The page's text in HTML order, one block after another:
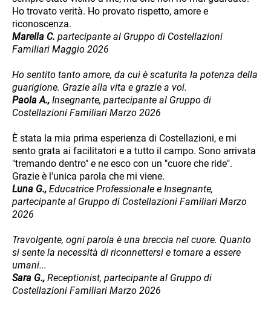
Ho trovato verità. Ho provato rispetto, amore e
riconoscenza.
Marella C. partecipante al Gruppo di Costellazioni
Familiari Maggio 2026
Ho sentito tanto amore, da cui è scaturita la potenza della
guarigione. Grazie alla vita e grazie a voi.
Paola A., Insegnante, partecipante al Gruppo di
Costellazioni Familiari Marzo 2026
È stata la mia prima esperienza di Costellazioni, e mi
sento grata ai facilitatori e a tutto il campo. Sono arrivata
"tremando dentro" e ne esco con un "cuore che ride".
Grazie è l'unica parola che mi viene.
Luna G., Educatrice Professionale e Insegnante,
partecipante al Gruppo di Costellazioni Familiari Marzo
2026
Travolgente, ogni parola è una breccia nel cuore. Quanto
si sente la necessità di riconnettersi e tornare a essere
umani...
Sara G., Receptionist, partecipante al Gruppo di
Costellazioni Familiari Marzo 2026